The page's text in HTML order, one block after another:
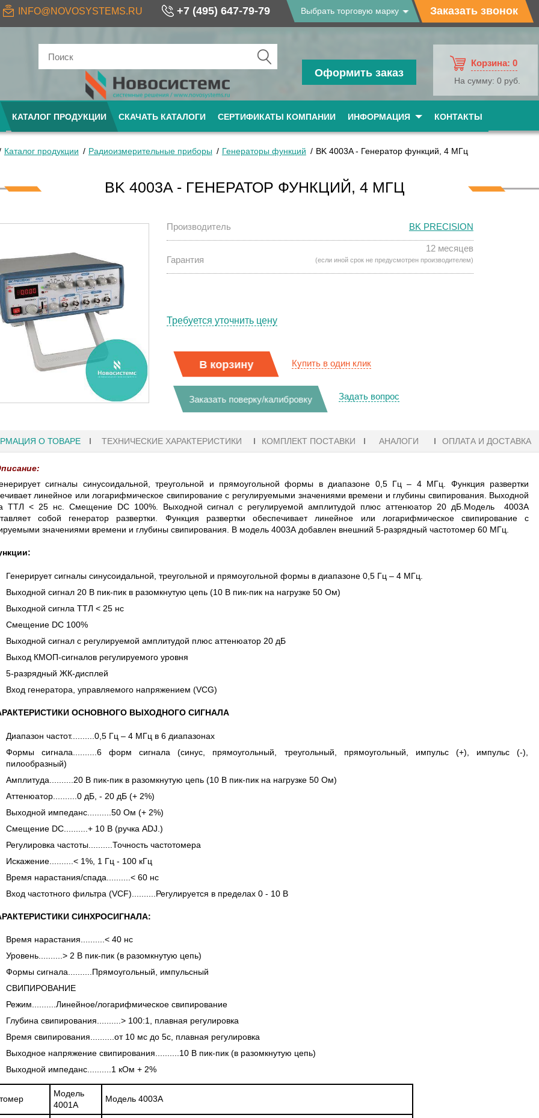
INFO@NOVOSYSTEMS.RU +7 (495) 647-79-79 Выбрать торговую марку Заказать звонок
Оформить заказ
Корзина: 0
На сумму: 0 руб.
КАТАЛОГ ПРОДУКЦИИ СКАЧАТЬ КАТАЛОГИ СЕРТИФИКАТЫ КОМПАНИИ ИНФОРМАЦИЯ КОНТАКТЫ
27.01.2023 10:06
В НАЛИЧИИ! ZVH8, АНАЛИЗАТОР
Прочитать
Каталог продукции Радиоизмерительные приборы Генераторы функций BK 4003A - Генератор функций, 4 МГц
BK 4003A - ГЕНЕРАТОР ФУНКЦИЙ, 4 МГЦ
Производитель BK PRECISION
Гарантия
12 месяцев
(если иной срок не предусмотрен производителем)
Требуется уточнить цену
В корзину Купить в один клик
Заказать поверку/калибровку Задать вопрос
О ТОВАРЕ ТЕХНИЧЕСКИЕ ХАРАКТЕРИСТИКИ КОМПЛЕКТ ПОСТАВКИ АНАЛОГИ ОПЛАТА И ДОСТАВКА
сигналы синусоидальной, треугольной и прямоугольной формы в диапазоне 0,5 Гц – 4 МГц. Функция развертки
линейное или логарифмическое свипирование с регулируемыми значениями времени и глубины свипирования. Выходной
ТТЛ < 25 нс. Смещение DC 100%. Выходной сигнал с регулируемой амплитудой плюс аттенюатор 20 дБ.Модель 4003А
собой генератор развертки. Функция развертки обеспечивает линейное или логарифмическое свипирование с
значениями времени и глубины свипирования. В модель 4003А добавлен внешний 5-разрядный частотомер 60 МГц.
Генерирует сигналы синусоидальной, треугольной и прямоугольной формы в диапазоне 0,5 Гц – 4 МГц.
Выходной сигнал 20 В пик-пик в разомкнутую цепь (10 В пик-пик на нагрузке 50 Ом)
Выходной сигнла ТТЛ < 25 нс
Смещение DC 100%
Выходной сигнал с регулируемой амплитудой плюс аттенюатор 20 дБ
Выход КМОП-сигналов регулируемого уровня
5-разрядный ЖК-дисплей
Вход генератора, управляемого напряжением (VCG)
ОСНОВНОГО ВЫХОДНОГО СИГНАЛА
Диапазон частот..........0,5 Гц – 4 МГц в 6 диапазонах
Формы сигнала..........6 форм сигнала (синус, прямоугольный, треугольный, прямоугольный, импульс (+), импульс (-),
пилообразный)
Амплитуда..........20 В пик-пик в разомкнутую цепь (10 В пик-пик на нагрузке 50 Ом)
Аттенюатор..........0 дБ, - 20 дБ (+ 2%)
Выходной импеданс..........50 Ом (+ 2%)
Смещение DC..........+ 10 В (ручка ADJ.)
Регулировка частоты..........Точность частотомера
Искажение..........< 1%, 1 Гц - 100 кГц
Время нарастания/спада..........< 60 нс
Вход частотного фильтра (VCF)..........Регулируется в пределах 0 - 10 В
СИНХРОСИГНАЛА:
Время нарастания..........< 40 нс
Уровень..........> 2 В пик-пик (в разомкнутую цепь)
Формы сигнала..........Прямоугольный, импульсный
СВИПИРОВАНИЕ
Режим..........Линейное/логарифмическое свипирование
Глубина свипирования..........> 100:1, плавная регулировка
Время свипирования..........от 10 мс до 5с, плавная регулировка
Выходное напряжение свипирования..........10 В пик-пик (в разомкнутую цепь)
Выходной импеданс..........1 кОм + 2%
Модель
4001А
Модель 4003А